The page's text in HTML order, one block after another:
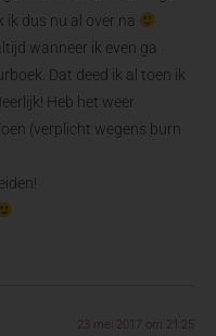
dus nu al over na
wanneer ik even ga
Dat deed ik al toen ik
Heb het weer
(verplicht wegens burn
23 mei 2017 om 21:25